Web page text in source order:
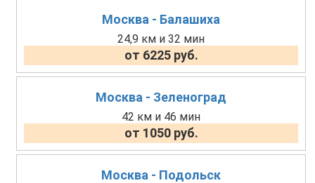
Москва - Балашиха
24,9 км и 32 мин
от 6225 руб.
Москва - Зеленоград
42 км и 46 мин
от 1050 руб.
Москва - Подольск